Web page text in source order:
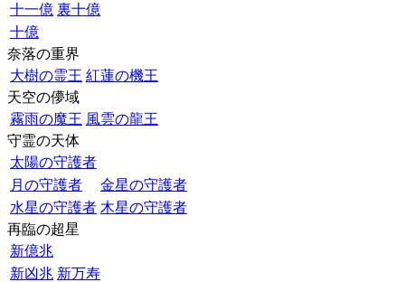
十一億 裏十億
十億
奈落の重界
大樹の霊王 紅蓮の機王
天空の儚域
霧雨の魔王 風雲の龍王
守霊の天体
太陽の守護者
月の守護者
金星の守護者
水星の守護者 木星の守護者
再臨の超星
新億兆
新凶兆 新万寿